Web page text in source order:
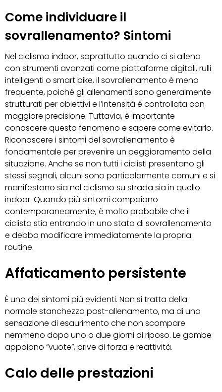
Come individuare il
sovrallenamento? Sintomi
Nel ciclismo indoor, soprattutto quando ci si allena
con strumenti avanzati come piattaforme digitali, rulli
intelligenti o smart bike, il sovrallenamento è meno
frequente, poiché gli allenamenti sono generalmente
strutturati per obiettivi e l’intensità è controllata con
maggiore precisione. Tuttavia, è importante
conoscere questo fenomeno e sapere come evitarlo.
Riconoscere i sintomi del sovrallenamento è
fondamentale per prevenire un peggioramento della
situazione. Anche se non tutti i ciclisti presentano gli
stessi segnali, alcuni sono particolarmente comuni e si
manifestano sia nel ciclismo su strada sia in quello
indoor. Quando più sintomi compaiono
contemporaneamente, è molto probabile che il
ciclista stia entrando in uno stato di sovrallenamento
e debba modificare immediatamente la propria
routine.
Affaticamento persistente
È uno dei sintomi più evidenti. Non si tratta della
normale stanchezza post-allenamento, ma di una
sensazione di esaurimento che non scompare
nemmeno dopo uno o due giorni di riposo. Le gambe
appaiono “vuote”, prive di forza e reattività.
Calo delle prestazioni